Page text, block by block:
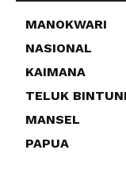
MANOKWARI
NASIONAL
KAIMANA
TELUK BINTUNI
MANSEL
PAPUA